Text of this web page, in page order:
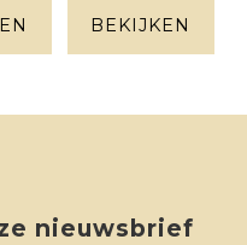
BEKIJKEN
nieuwsbrief